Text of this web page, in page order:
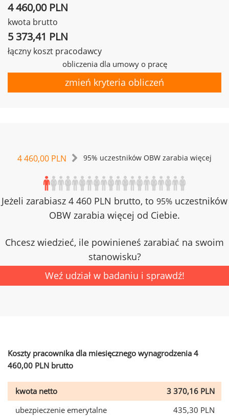
4 460,00 PLN
kwota brutto
5 373,41 PLN
łączny koszt pracodawcy
obliczenia dla umowy o pracę
zmień kryteria obliczeń
4 460,00 PLN 95% uczestników OBW zarabia więcej
Jeżeli zarabiasz 4 460 PLN brutto, to 95% uczestników
OBW zarabia więcej od Ciebie.
Chcesz wiedzieć, ile powinieneś zarabiać na swoim
stanowisku?
Weź udział w badaniu i sprawdź!
Koszty pracownika dla miesięcznego wynagrodzenia 4
460,00 PLN brutto
kwota netto
3 370,16 PLN
ubezpieczenie emerytalne
435,30 PLN